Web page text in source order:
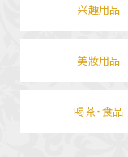
兴趣用品
美妝用品
喝茶・食品